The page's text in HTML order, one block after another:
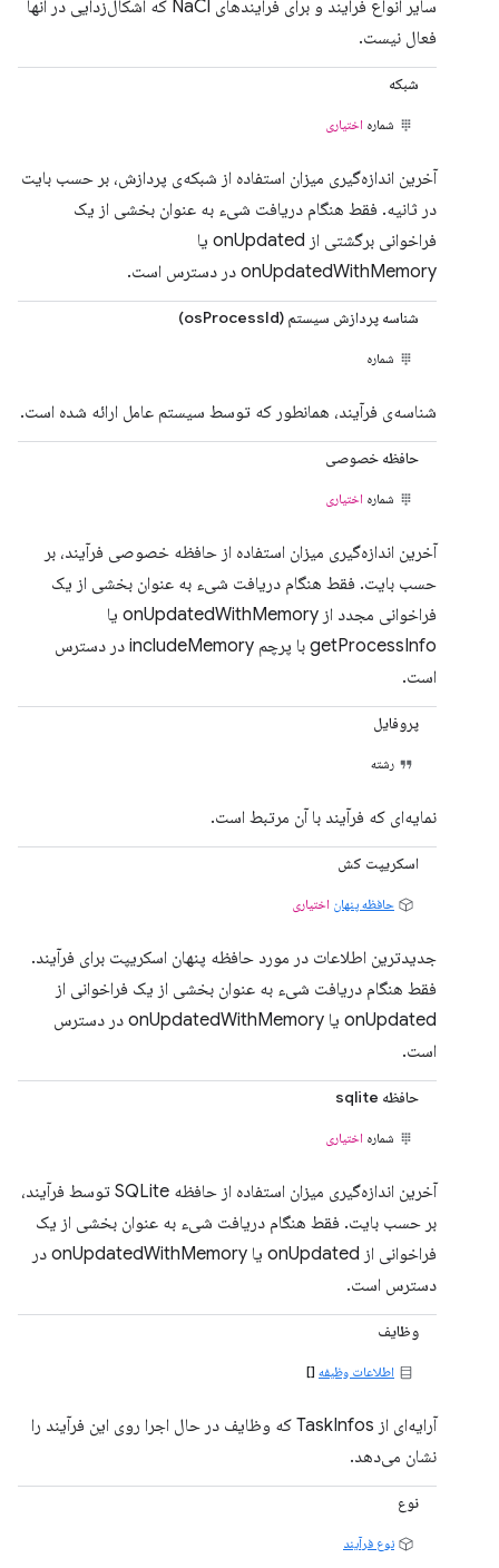
سایر انواع فرآیند و برای فرآیندهای NaCl که اشکال‌زدایی در آنها
فعال نیست.
شبکه
شماره اختیاری
آخرین اندازه‌گیری میزان استفاده از شبکه‌ی پردازش، بر حسب بایت
در ثانیه. فقط هنگام دریافت شیء به عنوان بخشی از یک
فراخوانی برگشتی از onUpdated یا
onUpdatedWithMemory در دسترس است.
شناسه پردازش سیستم (osProcessId)
شماره
شناسه‌ی فرآیند، همانطور که توسط سیستم عامل ارائه شده است.
حافظه خصوصی
شماره اختیاری
آخرین اندازه‌گیری میزان استفاده از حافظه خصوصی فرآیند، بر
حسب بایت. فقط هنگام دریافت شیء به عنوان بخشی از یک
فراخوانی مجدد از onUpdatedWithMemory یا
getProcessInfo با پرچم includeMemory در دسترس
است.
پروفایل
رشته
نمایه‌ای که فرآیند با آن مرتبط است.
اسکریپت کش
حافظه پنهان اختیاری
جدیدترین اطلاعات در مورد حافظه پنهان اسکریپت برای فرآیند.
فقط هنگام دریافت شیء به عنوان بخشی از یک فراخوانی از
onUpdated یا onUpdatedWithMemory در دسترس
است.
حافظه sqlite
شماره اختیاری
آخرین اندازه‌گیری میزان استفاده از حافظه SQLite توسط فرآیند،
بر حسب بایت. فقط هنگام دریافت شیء به عنوان بخشی از یک
فراخوانی از onUpdated یا onUpdatedWithMemory در
دسترس است.
وظایف
اطلاعات وظیفه []
آرایه‌ای از TaskInfos که وظایف در حال اجرا روی این فرآیند را
نشان می‌دهد.
نوع
نوع فرآیند